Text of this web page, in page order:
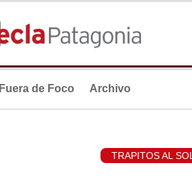
Fuera de Foco Archivo
TRAPITOS AL SOL